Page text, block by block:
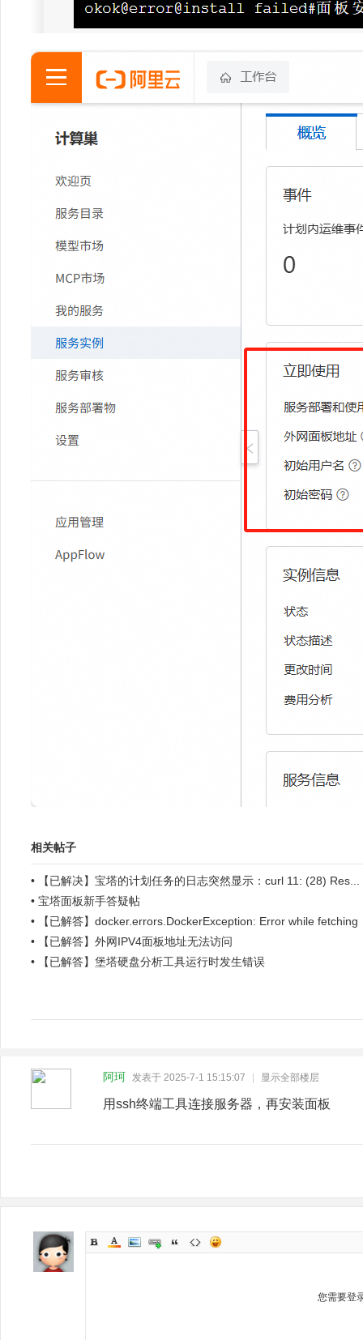
相关帖子
•
【已解决】宝塔的计划任务的日志突然显示：curl 11: (28) Res...
• 宝塔面板新手答疑帖
•
【已解答】docker.errors.DockerException: Error while fetching
server API...
•
【已解答】外网IPV4面板地址无法访问
•
【已解答】堡塔硬盘分析工具运行时发生错误
阿珂 发表于 2025-7-1 15:15:07 显示全部楼层
用ssh终端工具连接服务器，再安装面板
您需要登